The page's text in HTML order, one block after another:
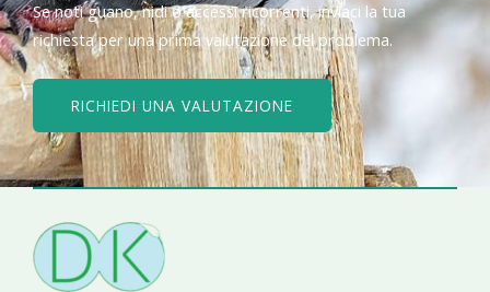
Se noti guano, nidi o accessi ricorrenti, inviaci la tua
richiesta per una prima valutazione del problema.
RICHIEDI UNA VALUTAZIONE